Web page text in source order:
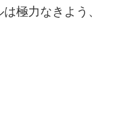
極力なきよう、